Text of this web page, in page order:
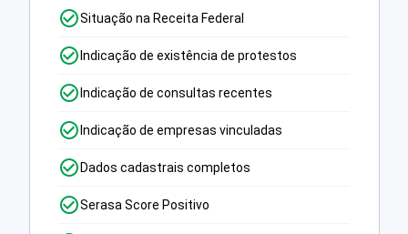
Situação na Receita Federal
Indicação de existência de protestos
Indicação de consultas recentes
Indicação de empresas vinculadas
Dados cadastrais completos
Serasa Score Positivo